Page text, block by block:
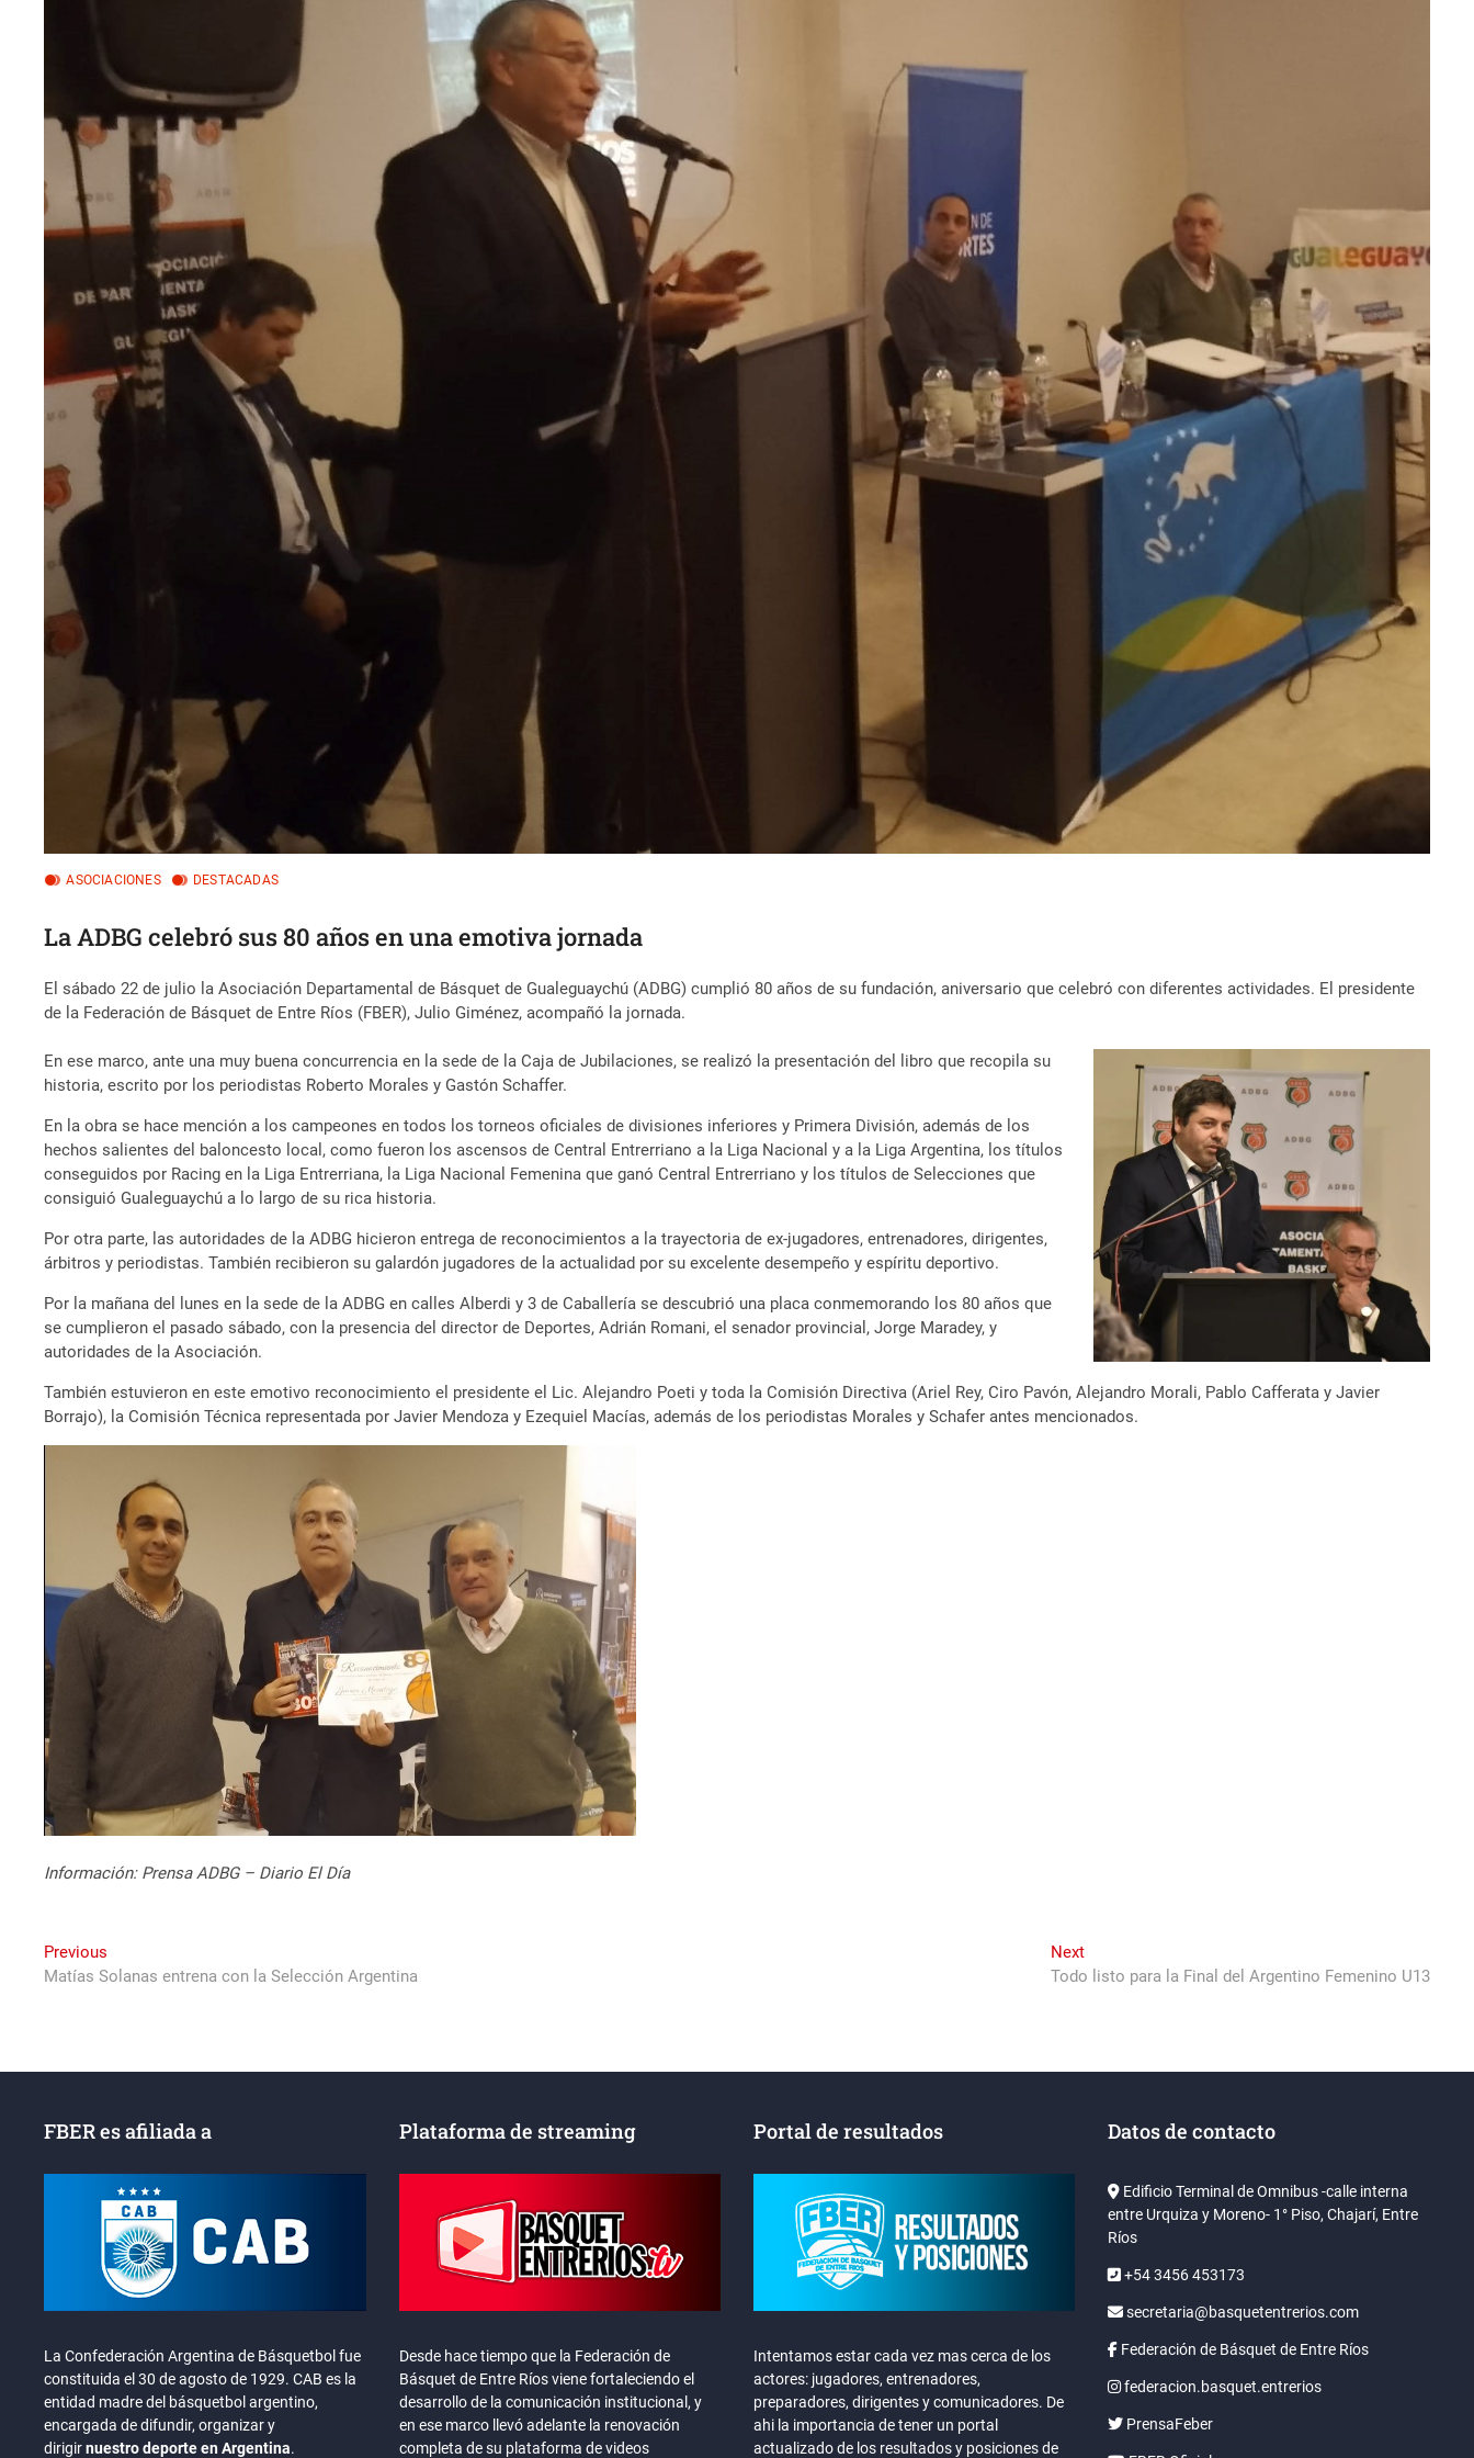
ASOCIACIONES DESTACADAS
La ADBG celebró sus 80 años en una emotiva jornada
El sábado 22 de julio la Asociación Departamental de Básquet de Gualeguaychú (ADBG) cumplió 80 años de su fundación, aniversario que celebró con diferentes actividades. El presidente
de la Federación de Básquet de Entre Ríos (FBER), Julio Giménez, acompañó la jornada.
En ese marco, ante una muy buena concurrencia en la sede de la Caja de Jubilaciones, se realizó la presentación del libro que recopila su
historia, escrito por los periodistas Roberto Morales y Gastón Schaffer.
En la obra se hace mención a los campeones en todos los torneos oficiales de divisiones inferiores y Primera División, además de los
hechos salientes del baloncesto local, como fueron los ascensos de Central Entrerriano a la Liga Nacional y a la Liga Argentina, los títulos
conseguidos por Racing en la Liga Entrerriana, la Liga Nacional Femenina que ganó Central Entrerriano y los títulos de Selecciones que
consiguió Gualeguaychú a lo largo de su rica historia.
Por otra parte, las autoridades de la ADBG hicieron entrega de reconocimientos a la trayectoria de ex-jugadores, entrenadores, dirigentes,
árbitros y periodistas. También recibieron su galardón jugadores de la actualidad por su excelente desempeño y espíritu deportivo.
Por la mañana del lunes en la sede de la ADBG en calles Alberdi y 3 de Caballería se descubrió una placa conmemorando los 80 años que
se cumplieron el pasado sábado, con la presencia del director de Deportes, Adrián Romani, el senador provincial, Jorge Maradey, y
autoridades de la Asociación.
También estuvieron en este emotivo reconocimiento el presidente el Lic. Alejandro Poeti y toda la Comisión Directiva (Ariel Rey, Ciro Pavón, Alejandro Morali, Pablo Cafferata y Javier
Borrajo), la Comisión Técnica representada por Javier Mendoza y Ezequiel Macías, además de los periodistas Morales y Schafer antes mencionados.
Información: Prensa ADBG – Diario El Día
Navegación
de
Previous
post:
Matías Solanas entrena con la Selección Argentina
NextNext
post:
Todo listo para la Final del Argentino Femenino U13
FBER es afiliada a
La Confederación Argentina de Básquetbol fue
constituida el 30 de agosto de 1929. CAB es la
entidad madre del básquetbol argentino,
encargada de difundir, organizar y
dirigirnuestro deporte en Argentina.
Plataforma de streaming
Desde hace tiempo que la Federación de
Básquet de Entre Ríos viene fortaleciendo el
desarrollo de la comunicación institucional, y
en ese marco llevó adelante la renovación
completa de su plataforma de videos
Portal de resultados
Intentamos estar cada vez mas cerca de los
actores: jugadores, entrenadores,
preparadores, dirigentes y comunicadores. De
ahi la importancia de tener un portal
actualizado de los resultados y posiciones de
Datos de contacto
Edificio Terminal de Omnibus -calle interna
entre Urquiza y Moreno- 1° Piso, Chajarí, Entre
Ríos
+54 3456 453173
secretaria@basquetentrerios.com
Federación de Básquet de Entre Ríos
federacion.basquet.entrerios
PrensaFeber